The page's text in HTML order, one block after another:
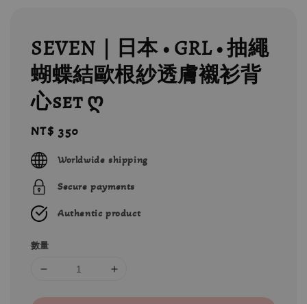
SEVEN｜日本 • GRL • 抽繩
蝴蝶結歐根紗透膚襯衫背
心set ღ
Regular
price
NT$ 350
Worldwide shipping
Secure payments
Authentic product
數量